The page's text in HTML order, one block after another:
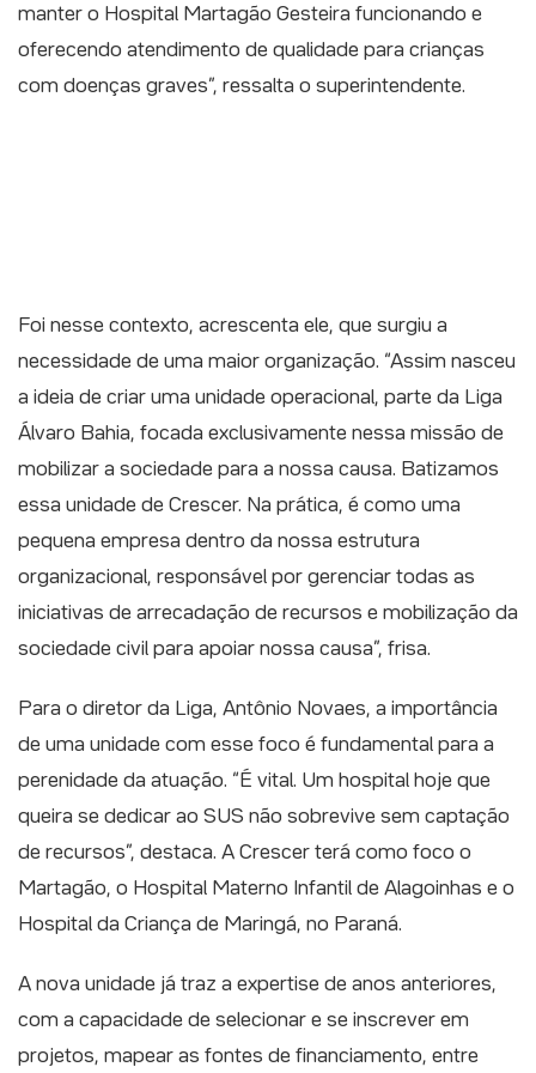
manter o Hospital Martagão Gesteira funcionando e
oferecendo atendimento de qualidade para crianças
com doenças graves”, ressalta o superintendente.
Foi nesse contexto, acrescenta ele, que surgiu a
necessidade de uma maior organização. “Assim nasceu
a ideia de criar uma unidade operacional, parte da Liga
Álvaro Bahia, focada exclusivamente nessa missão de
mobilizar a sociedade para a nossa causa. Batizamos
essa unidade de Crescer. Na prática, é como uma
pequena empresa dentro da nossa estrutura
organizacional, responsável por gerenciar todas as
iniciativas de arrecadação de recursos e mobilização da
sociedade civil para apoiar nossa causa”, frisa.
Para o diretor da Liga, Antônio Novaes, a importância
de uma unidade com esse foco é fundamental para a
perenidade da atuação. “É vital. Um hospital hoje que
queira se dedicar ao SUS não sobrevive sem captação
de recursos”, destaca. A Crescer terá como foco o
Martagão, o Hospital Materno Infantil de Alagoinhas e o
Hospital da Criança de Maringá, no Paraná.
A nova unidade já traz a expertise de anos anteriores,
com a capacidade de selecionar e se inscrever em
projetos, mapear as fontes de financiamento, entre